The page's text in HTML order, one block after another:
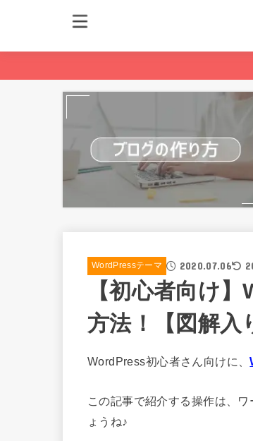
WordPressテーマ 2020.07.06
【初心者向け
方法！【図解入
WordPress初心者さん向けに、
この記事で紹介する操作は、
ょうね♪